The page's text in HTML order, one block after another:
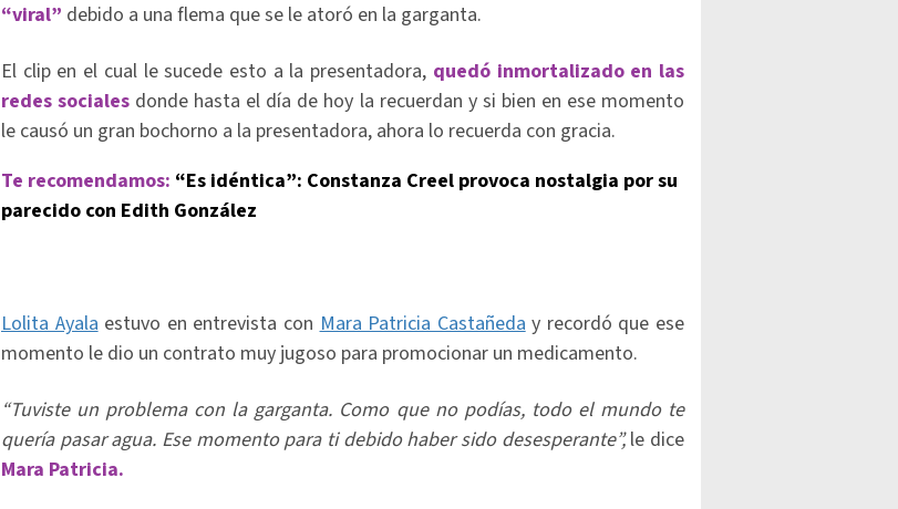
“viral” debido a una flema que se le atoró en la garganta.
El clip en el cual le sucede esto a la presentadora, quedó inmortalizado en las
redes sociales donde hasta el día de hoy la recuerdan y si bien en ese momento
le causó un gran bochorno a la presentadora, ahora lo recuerda con gracia.
Te recomendamos: “Es idéntica”: Constanza Creel provoca nostalgia por su
parecido con Edith González
Lolita Ayalaestuvo en entrevista conMara Patricia Castañeday recordó que ese
momento le dio un contrato muy jugoso para promocionar un medicamento.
“Tuviste un problema con la garganta. Como que no podías, todo el mundo te
quería pasar agua. Ese momento para ti debido haber sido desesperante”,le dice
Mara Patricia.